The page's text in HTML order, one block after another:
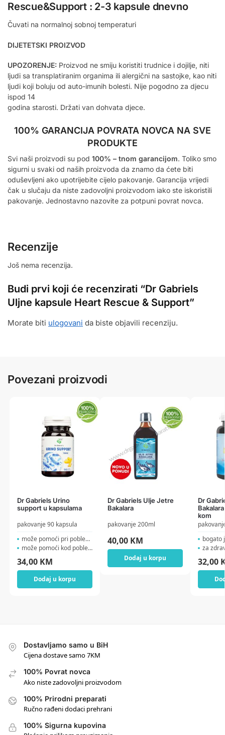
Rescue&Support : 2-3 kapsule dnevno
Čuvati na normalnoj sobnoj temperaturi
DIJETETSKI PROIZVOD
UPOZORENJE: Proizvod ne smiju koristiti trudnice i dojilje, niti
ljudi sa transplatiranim organima ili alergični na sastojke, kao niti
ljudi koji boluju od auto-imunih bolesti. Nije pogodno za djecu
ispod 14
godina starosti. Držati van dohvata djece.
100% GARANCIJA POVRATA NOVCA NA SVE
PRODUKTE
Svi naši proizvodi su pod 100% – tnom garancijom. Toliko smo
sigurni u svaki od naših proizvoda da znamo da ćete biti
oduševljeni ako upotrijebite cijelo pakovanje. Garancija vrijedi
čak u slučaju da niste zadovoljni proizvodom iako ste iskoristili
pakovanje. Jednostavno nazovite za potpuni povrat novca.
Recenzije
Još nema recenzija.
Budi prvi koji će recenzirati “Dr Gabriels
Uljne kapsule Heart Rescue & Support”
Morate biti ulogovani da biste objavili recenziju.
Povezani proizvodi
Dr Gabriels Urino
support u kapsulama
pakovanje 90 kapsula
može pomoći pri poblemi...
može pomoći kod poblema...
34,00 KM
Dodaj u korpu
Dr Gabriels Ulje Jetre
Bakalara
pakovanje 200ml
40,00 KM
Dodaj u korpu
Dr
kom
bogato
za
32,00
Dostavljamo samo u BiH
Cijena dostave samo 7KM
100% Povrat novca
Ako niste zadovoljni proizvodom
100% Prirodni preparati
Ručno rađeni dodaci prehrani
100% Sigurna kupovina